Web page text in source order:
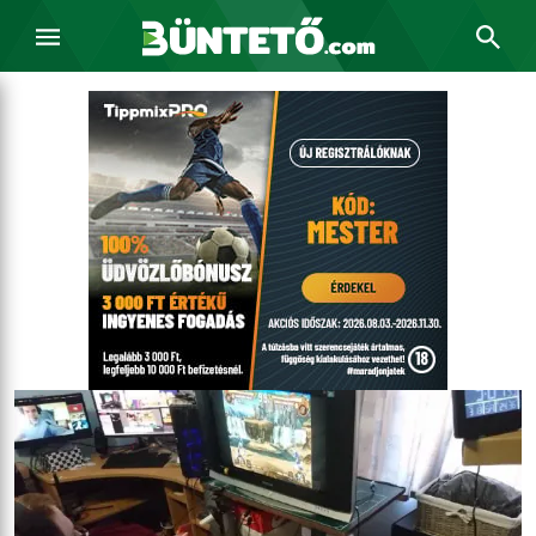
„A Guinness-rekord nekem egyfajta elégtétel is egyben” –